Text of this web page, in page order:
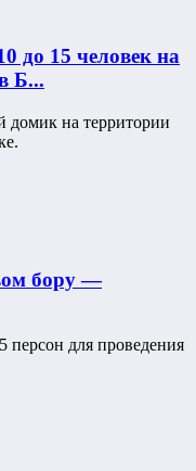
до 15 человек на
Б...
домик на территории
бору —
персон для проведения